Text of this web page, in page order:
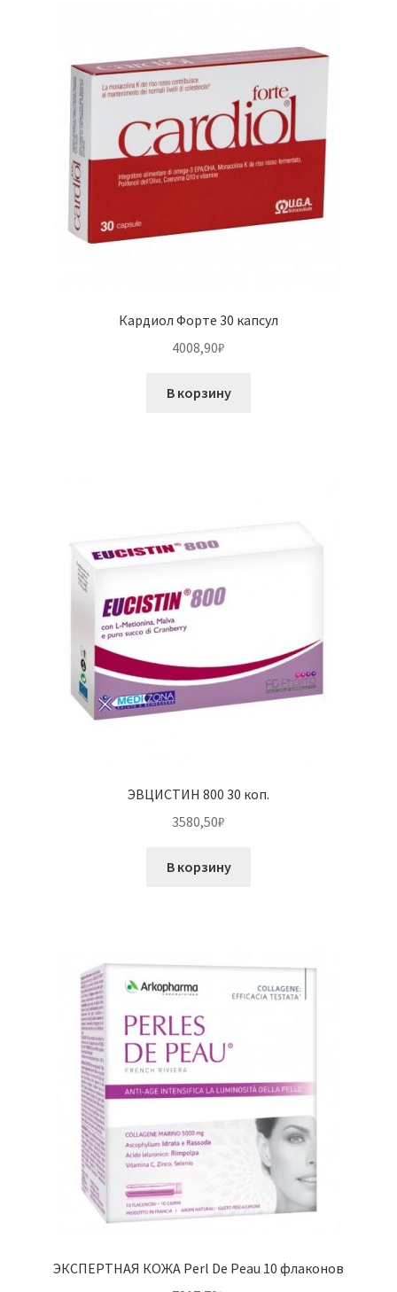
Кардиол Форте 30 капсул
4008,90₽
В корзину
ЭВЦИСТИН 800 30 коп.
3580,50₽
В корзину
ЭКСПЕРТНАЯ КОЖА Perl De Peau 10 флаконов